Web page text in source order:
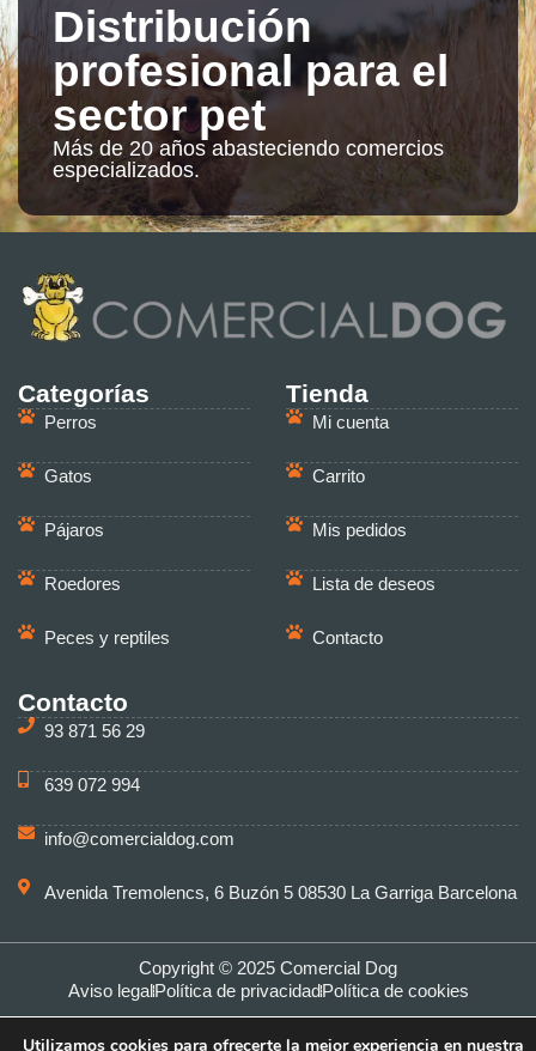
Distribución
profesional para el
sector pet
Más de 20 años abasteciendo comercios
especializados.
Categorías
Perros
Gatos
Pájaros
Roedores
Peces y reptiles
Tienda
Mi cuenta
Carrito
Mis pedidos
Lista de deseos
Contacto
Contacto
93 871 56 29
639 072 994
info@comercialdog.com
Avenida Tremolencs, 6 Buzón 5 08530 La Garriga Barcelona
Copyright © 2025 Comercial Dog
Aviso legalPolítica de privacidadPolítica de cookies
Utilizamos cookies para ofrecerte la mejor experiencia en nuestra